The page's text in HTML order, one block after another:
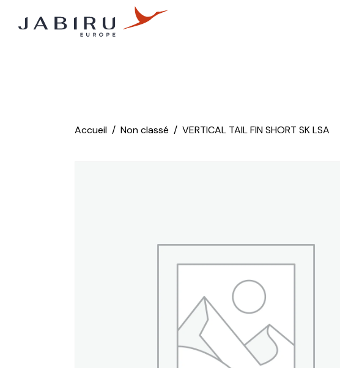
Accueil Non classé VERTICAL TAIL FIN SHORT SK LSA